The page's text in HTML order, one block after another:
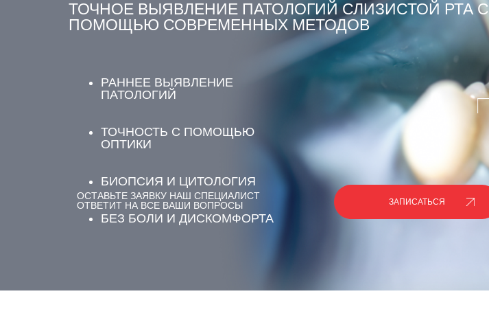
ТОЧНОЕ ВЫЯВЛЕНИЕ ПАТОЛОГИЙ СЛИЗИСТОЙ РТА С
ПОМОЩЬЮ СОВРЕМЕННЫХ МЕТОДОВ
ОСТАВЬТЕ ЗАЯВКУ НАШ СПЕЦИАЛИСТ
ОТВЕТИТ НА ВСЕ ВАШИ ВОПРОСЫ
РАННЕЕ ВЫЯВЛЕНИЕ
ПАТОЛОГИЙ
ТОЧНОСТЬ С ПОМОЩЬЮ
ОПТИКИ
БИОПСИЯ И ЦИТОЛОГИЯ
БЕЗ БОЛИ И ДИСКОМФОРТА
ЗАПИСАТЬСЯ